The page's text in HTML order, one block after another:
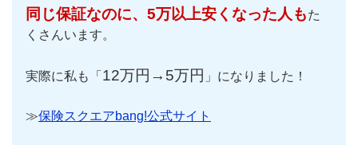
同じ保証なのに、5万以上安くなった人もた
くさんいます。
実際に私も「 12万円→5万円 」になりました！
≫保険スクエアbang!公式サイト